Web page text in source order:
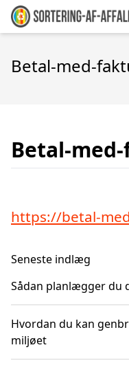
Betal-med-
Betal-
https://betal-
Seneste indlæg
Sådan planlægger du
Hvordan du kan
miljøet